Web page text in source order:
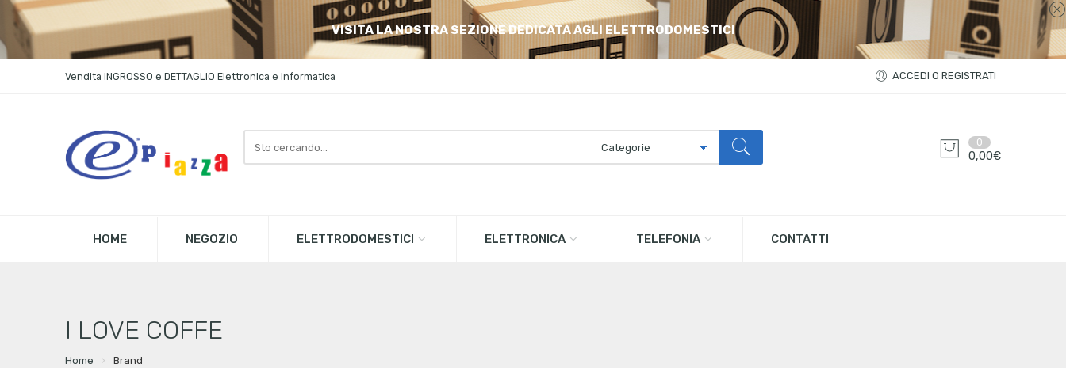
VISITA LA NOSTRA SEZIONE DEDICATA AGLI ELETTRODOMESTICI
Vendita INGROSSO e DETTAGLIO Elettronica e Informatica ACCEDI O REGISTRATI
here
0
0,00€
HOME NEGOZIO ELETTRODOMESTICI ELETTRONICA TELEFONIA CONTATTI
I LOVE COFFE
Home Brand